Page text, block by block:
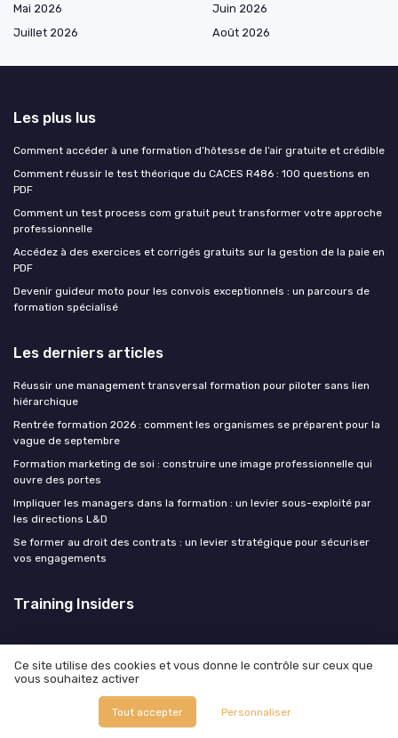
Mai 2026
Juin 2026
Juillet 2026
Août 2026
Les plus lus
Comment accéder à une formation d’hôtesse de l’air gratuite et crédible
Comment réussir le test théorique du CACES R486 : 100 questions en
PDF
Comment un test process com gratuit peut transformer votre approche
professionnelle
Accédez à des exercices et corrigés gratuits sur la gestion de la paie en
PDF
Devenir guideur moto pour les convois exceptionnels : un parcours de
formation spécialisé
Les derniers articles
Réussir une management transversal formation pour piloter sans lien
hiérarchique
Rentrée formation 2026 : comment les organismes se préparent pour la
vague de septembre
Formation marketing de soi : construire une image professionnelle qui
ouvre des portes
Impliquer les managers dans la formation : un levier sous-exploité par
les directions L&D
Se former au droit des contrats : un levier stratégique pour sécuriser
vos engagements
Training Insiders
© Training Insiders 2026
Ce site utilise des cookies et vous donne le contrôle sur ceux que
vous souhaitez activer
Tout accepter Personnaliser